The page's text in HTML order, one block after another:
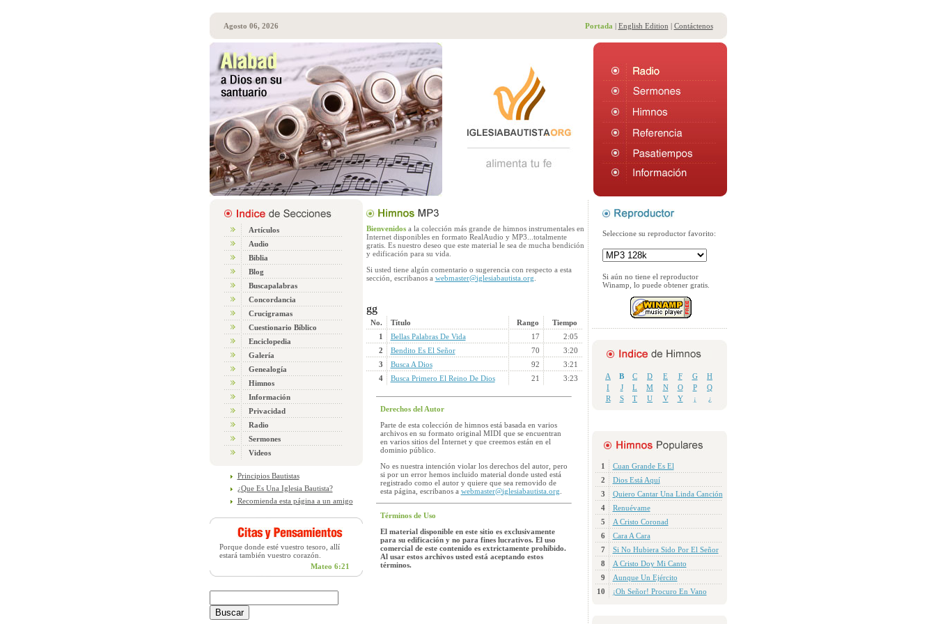
Agosto 06, 2026 Portada | English Edition | Contáctenos
Artículos
Audio
Biblia
Blog
Buscapalabras
Concordancia
Crucigramas
Cuestionario Bíblico
Enciclopedia
Galería
Genealogía
Himnos
Información
Privacidad
Radio
Sermones
Videos
Principios Bautistas
¿Que Es Una Iglesia Bautista?
Recomienda esta página a un amigo
Porque donde esté vuestro tesoro, allí
estará también vuestro corazón.
Mateo 6:21
Bienvenidosa la colección más grande de himnos instrumentales en
Internet disponibles en formato RealAudio y MP3...totalmente
gratis. Es nuestro deseo que este material le sea de mucha bendición
y edificación para su vida.
Si usted tiene algún comentario o sugerencia con respecto a esta
sección, escribanos a webmaster@iglesiabautista.org
gg
No. Título Rango
Tiempo
1
Bellas Palabras De Vida 17
2:05
2
Bendito Es El Señor 70
3:20
3
Busca A Dios 92
3:21
4
Busca Primero El Reino De Dios 21 3:23
Derechos del Autor
Parte de esta colección de himnos está basada en varios
archivos en su formato original MIDI que se encuentran
en varios sitios del Internet y que creemos están en el
dominio público.
No es nuestra intención violar los derechos del autor, pero
si por un error hemos incluido material donde usted está
registrado como el autor y quiere que sea removido de
esta página, escribanos a webmaster@iglesiabautista.org
Términos de Uso
El material disponible en este sitio es exclusivamente
para su edificación y no para fines lucrativos. El uso
comercial de este contenido es extrictamente prohibido.
Al usar estos archivos usted está aceptando estos
términos.
Seleccione su reproductor favorito:
Si aún no tiene el reproductor
Winamp, lo puede obtener gratis.
A B C D E F G
H
I
J L M N O P
Q
R
S T U V Y ¡ ¿
1
Cuan Grande Es El
2
Dios Está Aquí
3
Quiero Cantar Una Linda Canción
4
Renuévame
5
A Cristo Coronad
6
Cara A Cara
7
Si No Hubiera Sido Por El Señor
8
A Cristo Doy Mi Canto
9
Aunque Un Ejército
10
¡Oh Señor! Procuro En Vano